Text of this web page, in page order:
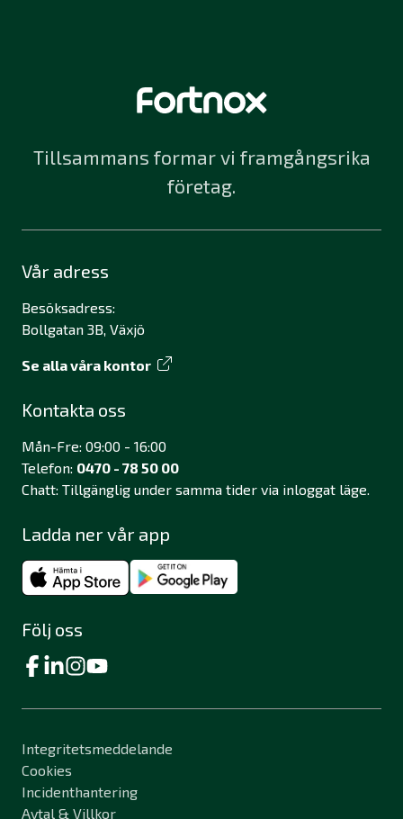
Tillsammans formar vi framgångsrika
företag.
Vår adress
Besöksadress:
Bollgatan 3B, Växjö
Se alla våra kontor
Kontakta oss
Mån-Fre: 09:00 - 16:00
Telefon: 0470 - 78 50 00
Chatt: Tillgänglig under samma tider via inloggat läge.
Ladda ner vår app
Följ oss
Integritetsmeddelande
Cookies
Incidenthantering
Avtal & Villkor